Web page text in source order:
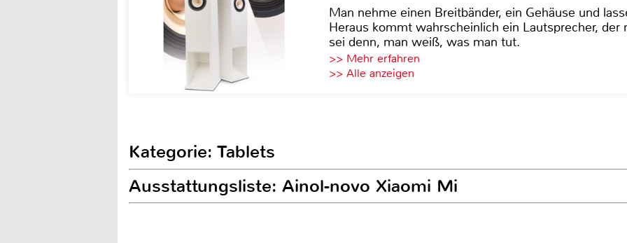
Man nehme einen Breitbänder, ein Gehäuse und
Heraus kommt wahrscheinlich ein Lautsprecher,
sei denn, man weiß, was man tut.
>> Mehr erfahren
>> Alle anzeigen
Kategorie: Tablets
Ausstattungsliste: Ainol-novo Xiaomi Mi